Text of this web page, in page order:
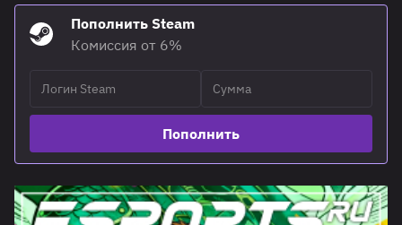
Пополнить Steam
Комиссия от 6%
Пополнить